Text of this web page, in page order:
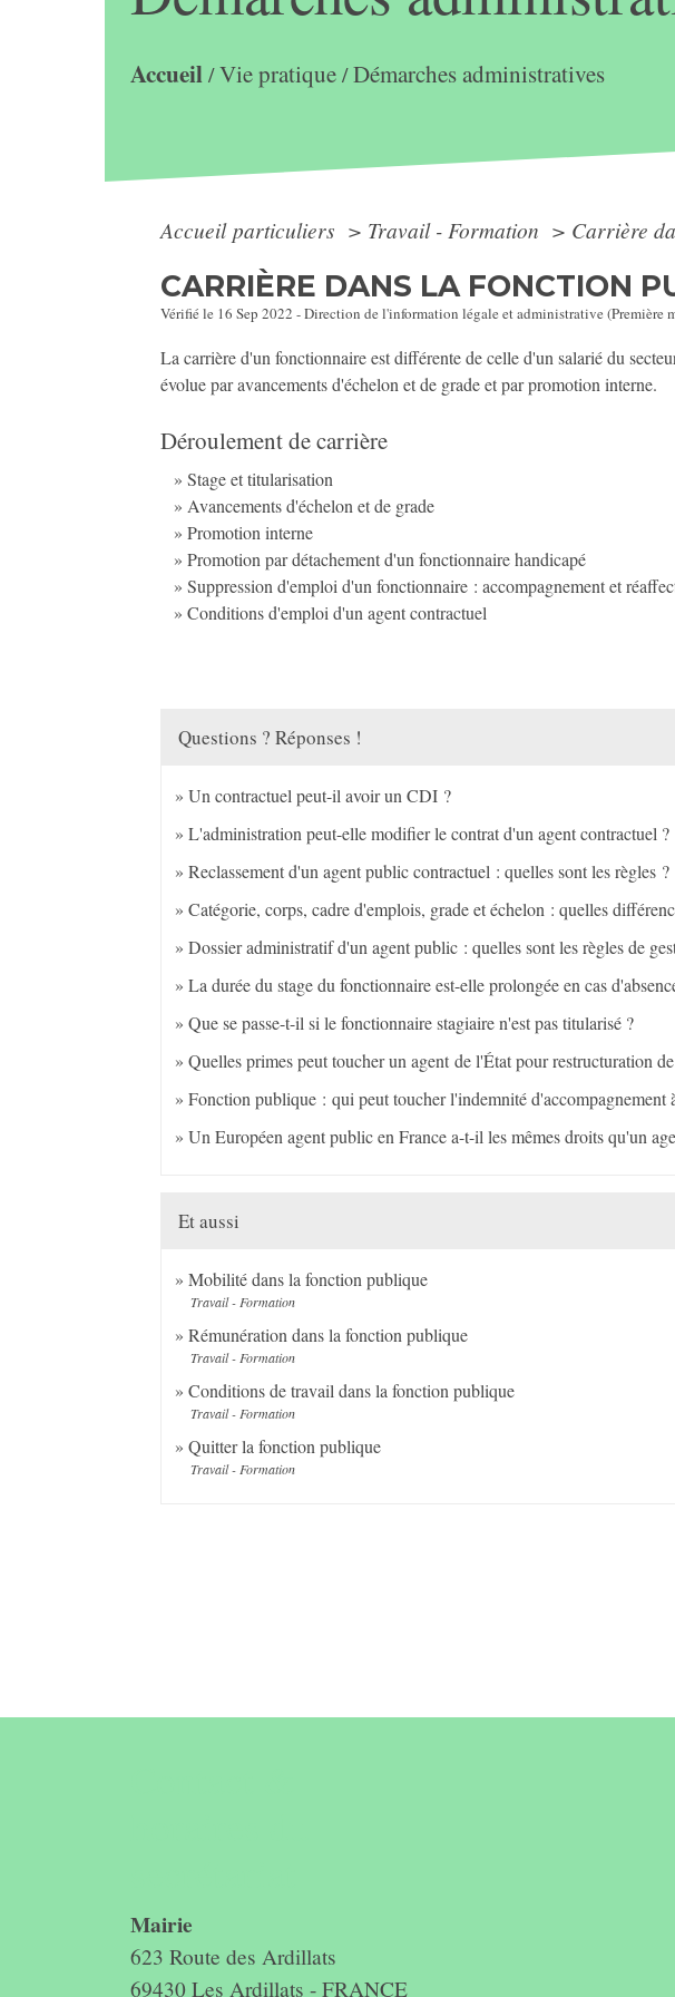
Accueil/Vie pratique/Démarches administratives
Accueil particuliers > Travail - Formation > Carrière
CARRIÈRE DANS LA FONCTION
Vérifié le 16 Sep 2022 - Direction de l'information légale et administrative (Première
La carrière d'un fonctionnaire est différente de celle d'un salarié du
évolue par avancements d'échelon et de grade et par promotion interne.
Déroulement de carrière
Stage et titularisation
Avancements d'échelon et de grade
Promotion interne
Promotion par détachement d'un fonctionnaire handicapé
Suppression d'emploi d'un fonctionnaire : accompagnement et
Conditions d'emploi d'un agent contractuel
Questions ? Réponses !
Un contractuel peut-il avoir un CDI ?
L'administration peut-elle modifier le contrat d'un agent contractuel ?
Reclassement d'un agent public contractuel : quelles sont les règles ?
Catégorie, corps, cadre d'emplois, grade et échelon : quelles
Dossier administratif d'un agent public : quelles sont les règles de
La durée du stage du fonctionnaire est-elle prolongée en cas
Que se passe-t-il si le fonctionnaire stagiaire n'est pas titularisé ?
Quelles primes peut toucher un agent de l'État pour restructuration
Fonction publique : qui peut toucher l'indemnité d'accompagnement
Un Européen agent public en France a-t-il les mêmes droits qu'un
Et aussi
Mobilité dans la fonction publique
Travail - Formation
Rémunération dans la fonction publique
Travail - Formation
Conditions de travail dans la fonction publique
Travail - Formation
Quitter la fonction publique
Travail - Formation
Mairie
623 Route des Ardillats
69430 Les Ardillats - FRANCE